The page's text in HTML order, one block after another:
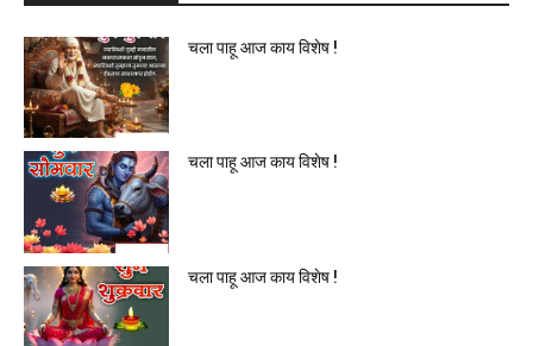
चला पाहू आज काय विशेष !
चला पाहू आज काय विशेष !
चला पाहू आज काय विशेष !